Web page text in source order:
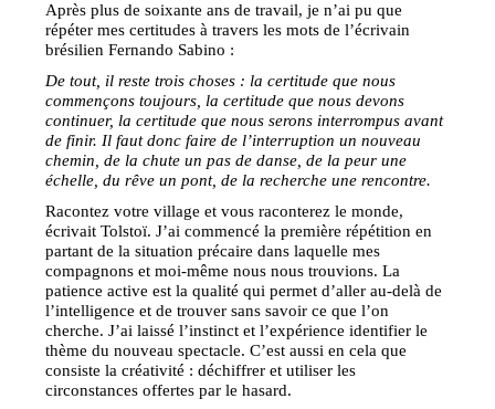
Après plus de soixante ans de travail, je n’ai pu que
répéter mes certitudes à travers les mots de l’écrivain
brésilien Fernando Sabino :
De tout, il reste trois choses : la certitude que nous
commençons toujours, la certitude que nous devons
continuer, la certitude que nous serons interrompus avant
de finir. Il faut donc faire de l’interruption un nouveau
chemin, de la chute un pas de danse, de la peur une
échelle, du rêve un pont, de la recherche une rencontre.
Racontez votre village et vous raconterez le monde,
écrivait Tolstoï. J’ai commencé la première répétition en
partant de la situation précaire dans laquelle mes
compagnons et moi-même nous nous trouvions. La
patience active est la qualité qui permet d’aller au-delà de
l’intelligence et de trouver sans savoir ce que l’on
cherche. J’ai laissé l’instinct et l’expérience identifier le
thème du nouveau spectacle. C’est aussi en cela que
consiste la créativité : déchiffrer et utiliser les
circonstances offertes par le hasard.